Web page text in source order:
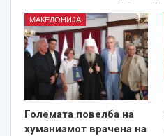
МАКЕДОНИЈА
Големата повелба на
хуманизмот врачена на